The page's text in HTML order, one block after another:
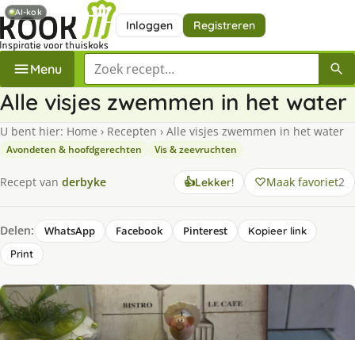
Inloggen Registreren
Menu Zoek een recept
Alle visjes zwemmen in het water
U bent hier: Home › Recepten › Alle visjes zwemmen in het water
Avondeten & hoofdgerechten Vis & zeevruchten
Recept van derbyke 👍Lekker! Maak favoriet2
Delen: WhatsApp Facebook Pinterest
Kopieer link
Print
AI-kok